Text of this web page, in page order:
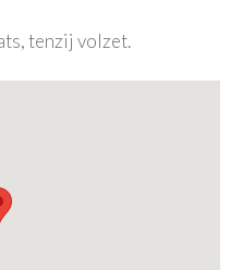
tenzij volzet.